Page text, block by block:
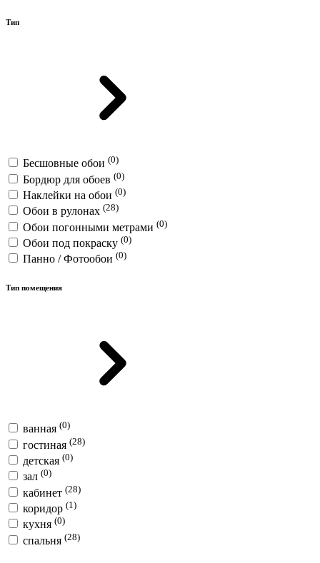
Тип
Бесшовные обои (0)
Бордюр для обоев (0)
Наклейки на обои (0)
Обои в рулонах (28)
Обои погонными метрами (0)
Обои под покраску (0)
Панно / Фотообои (0)
Тип помещения
ванная (0)
гостиная (28)
детская (0)
зал (0)
кабинет (28)
коридор (1)
кухня (0)
спальня (28)